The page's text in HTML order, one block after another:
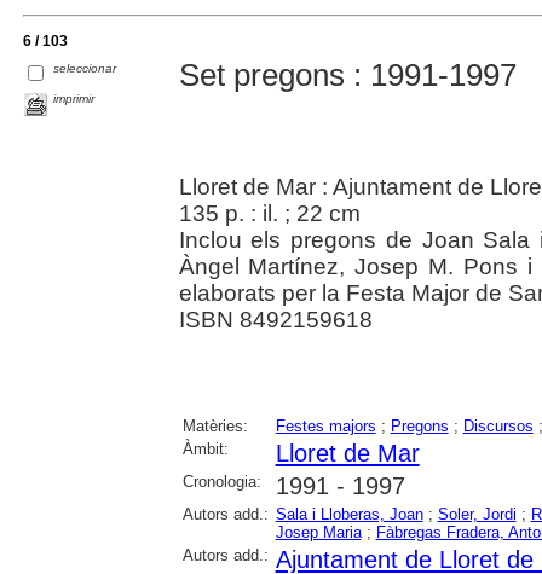
6 / 103
seleccionar
imprimir
Set pregons : 1991-1997
Lloret de Mar : Ajuntament de
135 p. : il. ; 22 cm
Inclou els pregons de Joan Sala
Àngel Martínez, Josep M. Pons
elaborats per la Festa Major de
ISBN 8492159618
Matèries: Festes majors ; Pregons ; Discursos
Àmbit:
Lloret de Mar
Cronologia: 1991 - 1997
Autors add.: Sala i Lloberas, Joan; Soler, Jordi ;
Josep Maria; Fàbregas Fradera,
Autors add.: Ajuntament de Lloret de